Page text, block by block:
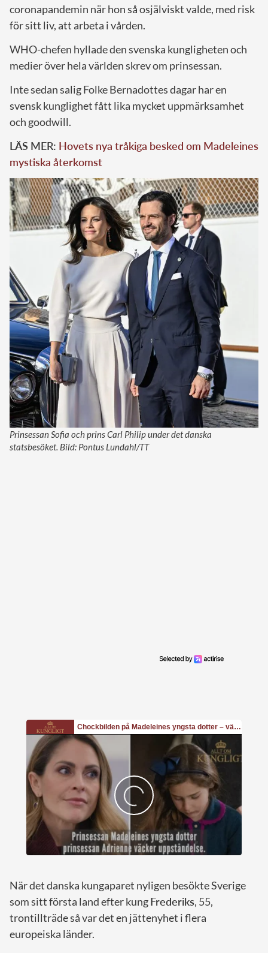
coronapandemin när hon så osjälviskt valde, med risk
för sitt liv, att arbeta i vården.
WHO-chefen hyllade den svenska kungligheten och
medier över hela världen skrev om prinsessan.
Inte sedan salig Folke Bernadottes dagar har en
svensk kunglighet fått lika mycket uppmärksamhet
och goodwill.
LÄS MER: Hovets nya tråkiga besked om Madeleines
mystiska återkomst
Prinsessan Sofia och prins Carl Philip under det danska
statsbesöket. Bild: Pontus Lundahl/TT
När det danska kungaparet nyligen besökte Sverige
som sitt första land efter kungFrederiks, 55,
trontillträde så var det en jättenyhet i flera
europeiska länder.